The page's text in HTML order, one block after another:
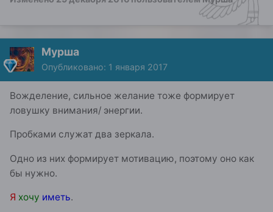
Мурша
Опубликовано: 1 января 2017
Вожделение, сильное желание тоже формирует
ловушку внимания/ энергии.
Пробками служат два зеркала.
Одно из них формирует мотивацию, поэтому оно как
бы нужно.
Я хочу иметь.